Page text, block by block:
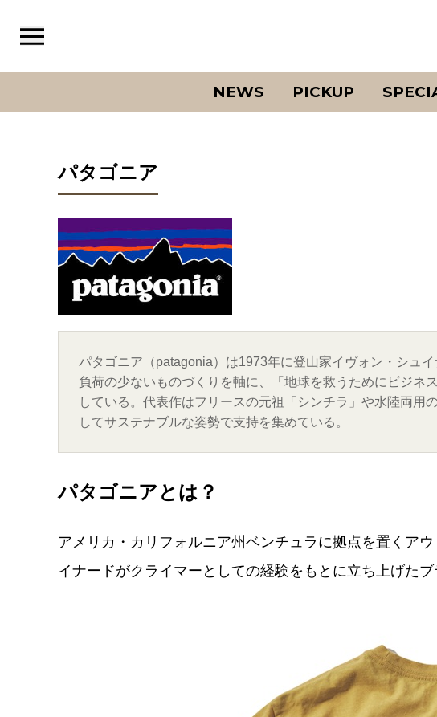
NEWS PICKUP
パタゴニア
パタゴニア（patagonia）は1973年に登山家イヴォン・シュ
負荷の少ないものづくりを軸に、「地球を救うためにビジネ
している。代表作はフリースの元祖「シンチラ」や水陸両
してサステナブルな姿勢で支持を集めている。
パタゴニアとは？
アメリカ・カリフォルニア州ベンチュラに拠点を置くア
イナードがクライマーとしての経験をもとに立ち上げたブ